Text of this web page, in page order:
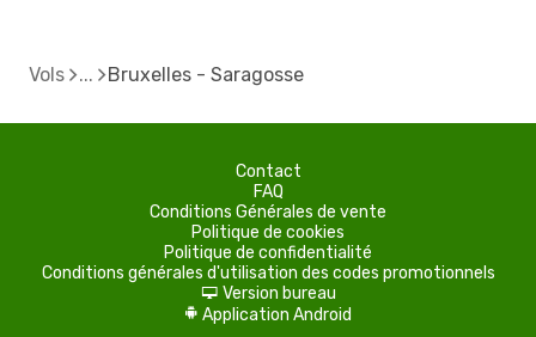
Vols Bruxelles - Saragosse
Contact
FAQ
Conditions Générales de vente
Politique de cookies
Politique de confidentialité
Conditions générales d'utilisation des codes promotionnels
d Version bureau
A Application Android